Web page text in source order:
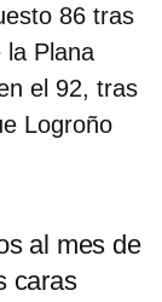
86 tras
la Plana
el 92, tras
Logroño
al mes de
caras